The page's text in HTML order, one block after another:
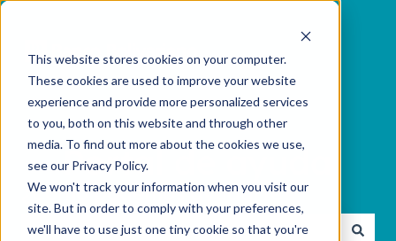
This website stores cookies on your computer.
These cookies are used to improve your website
experience and provide more personalized services
to you, both on this website and through other
media. To find out more about the cookies we use,
see our Privacy Policy.
We won't track your information when you visit our
site. But in order to comply with your preferences,
we'll have to use just one tiny cookie so that you're
¿Cómo podemos ayudarte?